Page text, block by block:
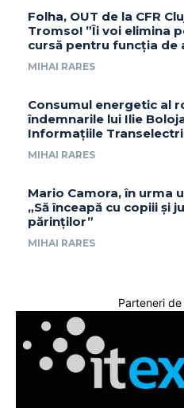
Folha, OUT de la CFR
Tromso! ”Îi voi elimina
cursă pentru funcția de
MIHAI RARES
Consumul energetic al
îndemnarile lui Ilie
Informațiile
MIHAI RARES
Mario Camora, în urma
„Să înceapă cu copiii și
părinților”
MIHAI RARES
Parteneri